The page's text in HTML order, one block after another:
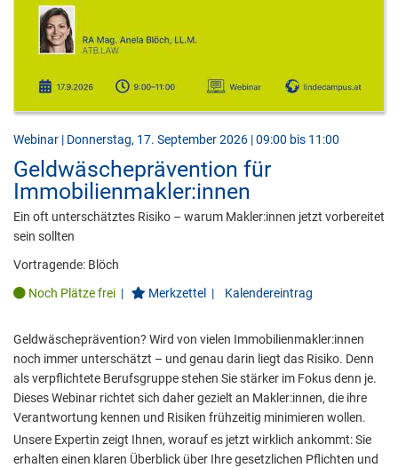
Webinar | Donnerstag, 17. September 2026 | 09:00 bis 11:00
Geldwäscheprävention für
Immobilienmakler:innen
Ein oft unterschätztes Risiko – warum Makler:innen jetzt vorbereitet
sein sollten
Vortragende: Blöch
Noch Plätze frei | Merkzettel | Kalendereintrag
Geldwäscheprävention? Wird von vielen Immobilienmakler:innen
noch immer unterschätzt – und genau darin liegt das Risiko. Denn
als verpflichtete Berufsgruppe stehen Sie stärker im Fokus denn je.
Dieses Webinar richtet sich daher gezielt an Makler:innen, die ihre
Verantwortung kennen und Risiken frühzeitig minimieren wollen.
Unsere Expertin zeigt Ihnen, worauf es jetzt wirklich ankommt: Sie
erhalten einen klaren Überblick über Ihre gesetzlichen Pflichten und